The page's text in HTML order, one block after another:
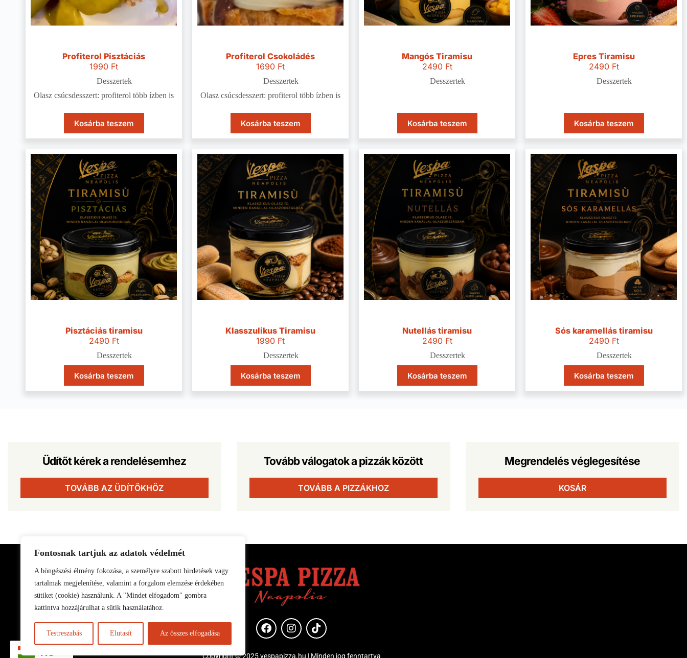
Fontosnak tartjuk az adatok védelmét
A böngészési élmény fokozása, a személyre szabott hirdetések vagy
tartalmak megjelenítése, valamint a forgalom elemzése érdekében
sütiket (cookie) használunk. A "Mindet elfogadom" gombra
kattintva hozzájárulhat a sütik használatához.
Testreszabás Elutasít Az összes elfogadása
Profiterol Pisztáciás
1990 Ft
Desszertek
Olasz csúcsdesszert: profiterol több ízben is
Kosárba teszem
Profiterol Csokoládés
1690 Ft
Desszertek
Olasz csúcsdesszert: profiterol több ízben is
Kosárba teszem
Mangós Tiramisu
2490 Ft
Desszertek
Kosárba teszem
Epres Tiramisu
2490 Ft
Desszertek
Kosárba teszem
Pisztáciás tiramisu
2490 Ft
Desszertek
Kosárba teszem
Klasszulikus Tiramisu
1990 Ft
Desszertek
Kosárba teszem
Nutellás tiramisu
2490 Ft
Desszertek
Kosárba teszem
Sós karamellás tiramisu
2490 Ft
Desszertek
Kosárba teszem
Üdítőt kérek a rendelésemhez
TOVÁBB AZ ÜDÍTŐKHÖZ
Tovább válogatok a pizzák között
TOVÁBB A PIZZÁKHOZ
Megrendelés véglegesítése
KOSÁR
Copyright © 2025 vespapizza.hu | Minden jog fenntartva